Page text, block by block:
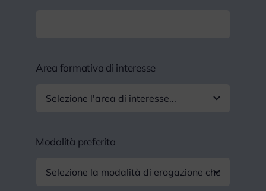
Area formativa di interesse
Modalità preferita